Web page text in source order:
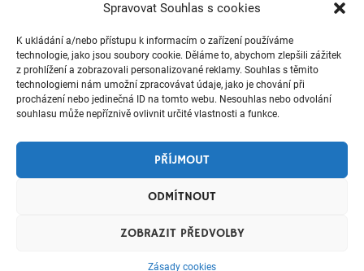
Spravovat Souhlas s cookies
K ukládání a/nebo přístupu k informacím o zařízení používáme
technologie, jako jsou soubory cookie. Děláme to, abychom zlepšili zážitek
z prohlížení a zobrazovali personalizované reklamy. Souhlas s těmito
technologiemi nám umožní zpracovávat údaje, jako je chování při
procházení nebo jedinečná ID na tomto webu. Nesouhlas nebo odvolání
souhlasu může nepříznivě ovlivnit určité vlastnosti a funkce.
PŘÍJMOUT
ODMÍTNOUT
ZOBRAZIT PŘEDVOLBY
Zásady cookies
Webová stránka
ZÁSADY COOKIES (EU)
Powered byWordPressand